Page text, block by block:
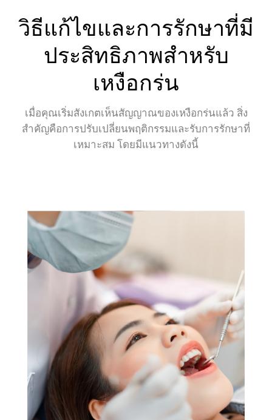
วิธีแก้ไขและการรักษาที่มี
ประสิทธิภาพสำหรับ
เหงือกร่น
เมื่อคุณเริ่มสังเกตเห็นสัญญาณของเหงือกร่นแล้ว สิ่ง
สำคัญคือการปรับเปลี่ยนพฤติกรรมและรับการรักษาที่
เหมาะสม โดยมีแนวทางดังนี้